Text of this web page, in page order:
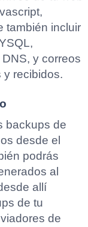
también incluir
y correos
y recibidos.
backups de
desde el
podrás
al
allí
de tu
de